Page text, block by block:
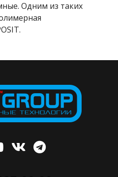
Одним из таких